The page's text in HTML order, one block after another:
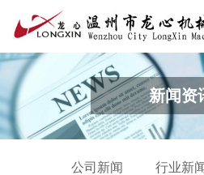
新闻资
公司新闻 行业新